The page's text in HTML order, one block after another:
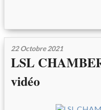
22 Octobre 2021
LSL
vidéo